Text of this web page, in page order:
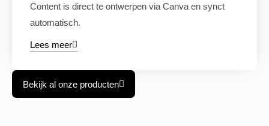
Content is direct te ontwerpen via Canva en synct
automatisch.
Lees meer
Bekijk al onze producten